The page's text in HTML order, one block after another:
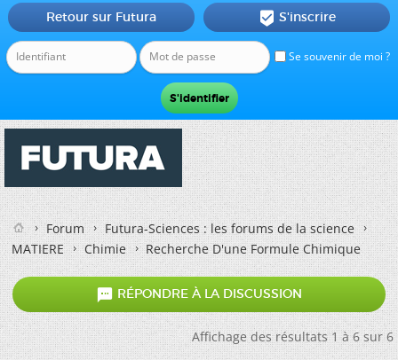
Se souvenir de moi ?
Retour sur Futura  S'inscrire
Forum
Futura-Sciences : les forums de la science
MATIERE
Chimie Recherche D'une Formule Chimique
 RÉPONDRE À LA DISCUSSION
Affichage des résultats 1 à 6 sur 6